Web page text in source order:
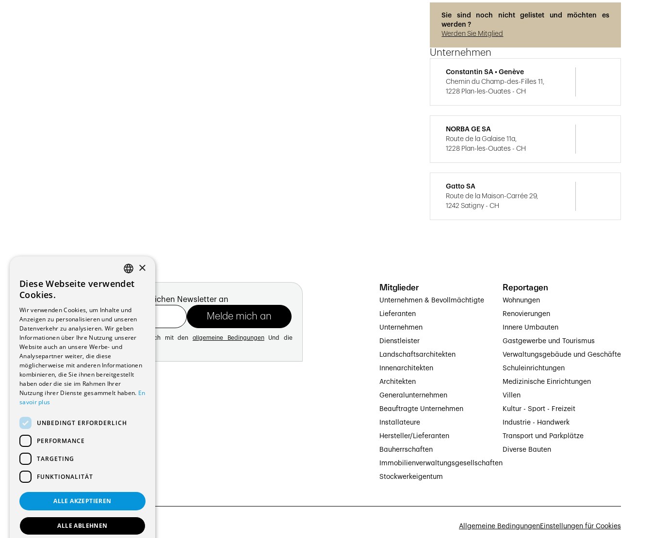
Sie sind noch nicht gelistet und möchten es
werden ?
Werden Sie Mitglied
Unternehmen
Constantin SA • Genève
Chemin du Champ-des-Filles 11,
1228 Plan-les-Ouates - CH
NORBA GE SA
Route de la Galaise 11a,
1228 Plan-les-Ouates - CH
Gatto SA
Route de la Maison-Carrée 29,
1242 Satigny - CH
Melde dich für unseren monatlichen Newsletter an
Mit der Registrierung erklären Sie sich mit denallgemeine BedingungenUnd die
Datenschutzrichtlinie
Adresse:
Avenue de Longemalle 21
1020 Renens
Schweiz
Kontakt:
Plattform: +41 21 631 10 50
info@architectes.ch
Mitglieder
Unternehmen & Bevollmächtigte
Lieferanten
Unternehmen
Dienstleister
Landschaftsarchitekten
Innenarchitekten
Architekten
Generalunternehmen
Beauftragte Unternehmen
Installateure
Hersteller/Lieferanten
Bauherrschaften
Immobilienverwaltungsgesellschaften
Stockwerkeigentum
Reportagen
Wohnungen
Renovierungen
Innere Umbauten
Gastgewerbe und Tourismus
Verwaltungsgebäude und Geschäfte
Schuleinrichtungen
Medizinische Einrichtungen
Villen
Kultur - Sport - Freizeit
Industrie - Handwerk
Transport und Parkplätze
Diverse Bauten
© 2026 Alle Rechte vorbehalten Allgemeine BedingungenEinstellungen für Cookies
FRENCH
×
Diese Webseite verwendet
Cookies.
Wir verwenden Cookies, um Inhalte und
Anzeigen zu personalisieren und unseren
Datenverkehr zu analysieren. Wir geben
Informationen über Ihre Nutzung unserer
Website auch an unsere Werbe- und
Analysepartner weiter, die diese
möglicherweise mit anderen Informationen
kombinieren, die Sie ihnen bereitgestellt
haben oder die sie im Rahmen Ihrer
Nutzung ihrer Dienste gesammelt haben. En
savoir plus
UNBEDINGT ERFORDERLICH
PERFORMANCE
TARGETING
FUNKTIONALITÄT
ALLE AKZEPTIEREN
ALLE ABLEHNEN